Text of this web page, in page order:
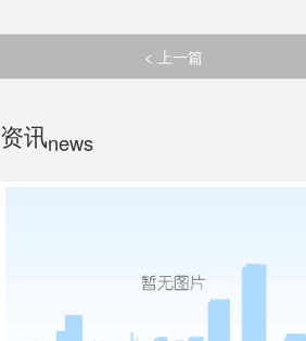
< 上一篇
资讯news